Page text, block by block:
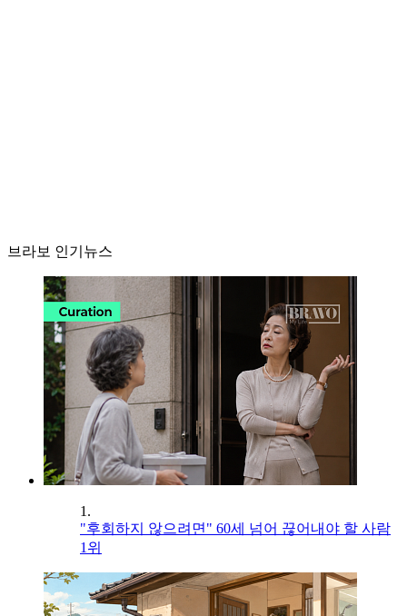
브라보 인기뉴스
1.
"후회하지 않으려면" 60세 넘어 끊어내야 할 사람
1위